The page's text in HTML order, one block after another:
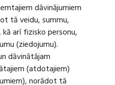
dāvinājumiem
tā veidu, summu,
arī fizisko personu,
(ziedojumu).
dāvinātājam
(atdotajiem)
norādot tā